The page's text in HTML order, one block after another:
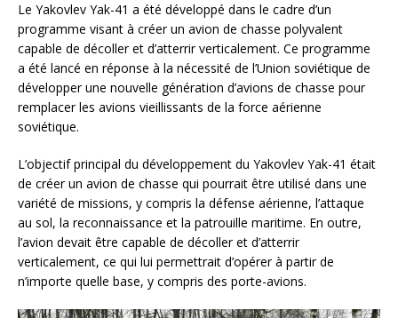
Le Yakovlev Yak-41 a été développé dans le cadre d’un
programme visant à créer un avion de chasse polyvalent
capable de décoller et d’atterrir verticalement. Ce programme
a été lancé en réponse à la nécessité de l’Union soviétique de
développer une nouvelle génération d’avions de chasse pour
remplacer les avions vieillissants de la force aérienne
soviétique.
L’objectif principal du développement du Yakovlev Yak-41 était
de créer un avion de chasse qui pourrait être utilisé dans une
variété de missions, y compris la défense aérienne, l’attaque
au sol, la reconnaissance et la patrouille maritime. En outre,
l’avion devait être capable de décoller et d’atterrir
verticalement, ce qui lui permettrait d’opérer à partir de
n’importe quelle base, y compris des porte-avions.